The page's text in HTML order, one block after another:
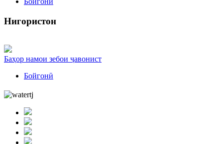
Нигористон
Баҳор намои зебои ҷавонист
Бойгонӣ